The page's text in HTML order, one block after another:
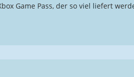
Game Pass, der so viel liefert